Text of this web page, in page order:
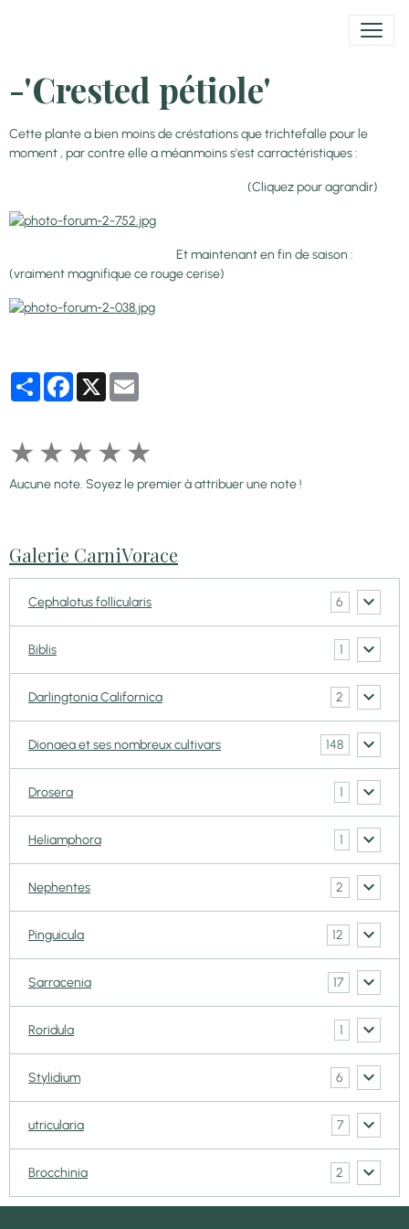
-'Crested pétiole'
Cette plante a bien moins de créstations que trichtefalle pour le
moment , par contre elle a méanmoins s'est carractéristiques :
(Cliquez pour agrandir)
Et maintenant en fin de saison :
(vraiment magnifique ce rouge cerise)
PartagerFacebook
X
★ ★ ★ ★ ★
Aucune note. Soyez le premier à attribuer une note !
Galerie CarniVorace
Cephalotus follicularis 6
Biblis 1
Darlingtonia Californica 2
Dionaea et ses nombreux cultivars 148
Drosera 1
Heliamphora 1
Nephentes 2
Pinguicula 12
Sarracenia 17
Roridula 1
Stylidium 6
utricularia 7
Brocchinia 2